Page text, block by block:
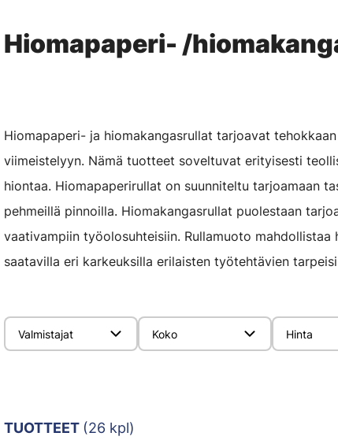
Hiomapaperi- /
Hiomapaperi- ja hiomakangasrullat tarjoavat
viimeistelyyn. Nämä tuotteet soveltuvat erityisesti
hiontaa. Hiomapaperirullat on suunniteltu tarjoamaan
pehmeillä pinnoilla. Hiomakangasrullat puolestaan
vaativampiin työolosuhteisiin. Rullamuoto
saatavilla eri karkeuksilla erilaisten työtehtävien
Valmistajat Koko Hinta
TUOTTEET (26 kpl)